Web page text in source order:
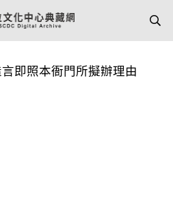
即照本衙門所擬辦理由